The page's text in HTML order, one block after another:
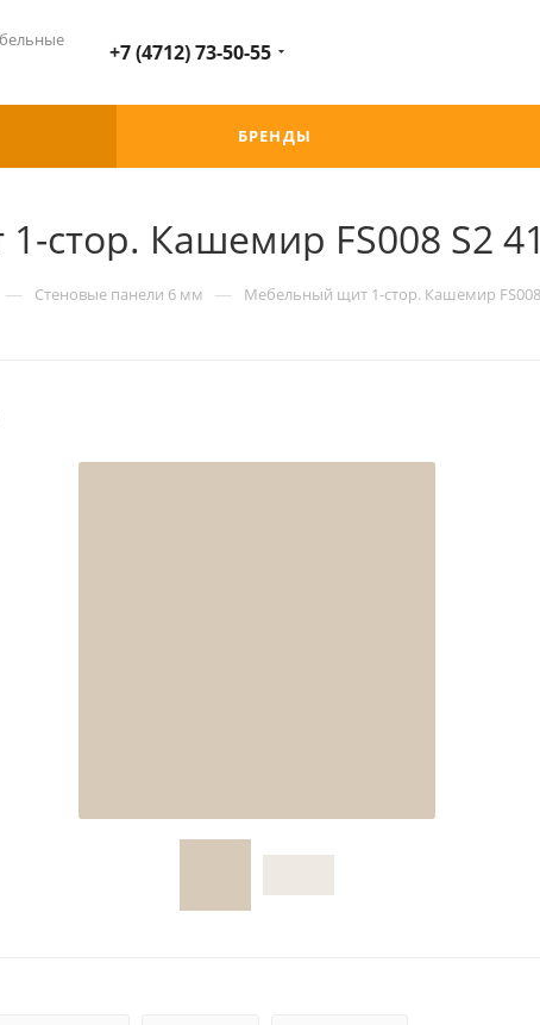
+7 (4712) 73-50-55
БРЕНДЫ
стор. Кашемир FS008 S2
— Стеновые панели 6 мм — Мебельный щит 1-стор. Кашемир